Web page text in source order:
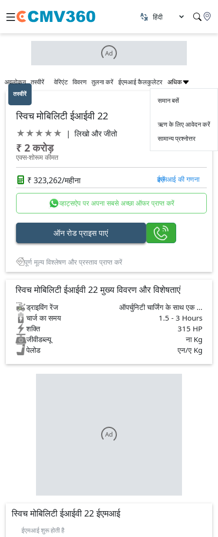
Ad
अवलोकन तस्वीरें वेरिएंट विवरण तुलना करें ईएमआई कैलकुलेटर अधिक
समान बसें
ऋण के लिए आवेदन करें
सामान्य प्रश्नोत्तर
तस्वीरें
स्विच मोबिलिटी ईआईवी 22
★★★★★ | लिखो और जीतो
₹ 2 करोड़
एक्स-शोरूम कीमत
₹ 323,262/महीना ईएमआई की गणना करें
व्हाट्सऐप पर अपना सबसे अच्छा ऑफर प्राप्त करें
ऑन रोड प्राइस पाएं
पूर्ण मूल्य विश्लेषण और प्रस्ताव प्राप्त करें
स्विच मोबिलिटी ईआईवी 22 मुख्य विवरण और विशेषताएं
ड्राइविंग रेंज
ऑपर्चुनिटी चार्जिंग के साथ एक ...
चार्ज का समय
1.5 - 3 Hours
शक्ति
315 HP
जीवीडब्ल्यू
ना Kg
पेलोड
एन/ए Kg
Ad
स्विच मोबिलिटी ईआईवी 22 ईएमआई
ईएमआई शुरू होती है